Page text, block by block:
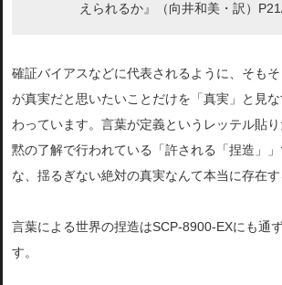
えられるか』（向井和美・訳）
確証バイアスなどに代表されるように、そも
が真実だと思いたいことだけを「真実」と見
わっています。言葉が定義というレッテル貼
黙の了解で行われている「許される「捏造」
な、揺るぎない絶対の真実なんて本当に存在
言葉による世界の捏造はSCP-8900-EXにも通
す。